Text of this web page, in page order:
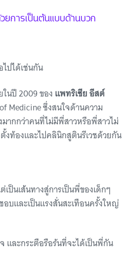
ยการเป็นต้นแบบด้านบวก
ปได้เช่นกัน
นปี 2009 ของ แพทริเซีย อีสต์
Medicine ซึ่งสนใจด้านความ
กกว่าคนที่ไม่มีพี่สาวหรือพี่สาวไม่
งท้องและไปคลินิกสูตินรีเวชด้วยกัน
นเส้นทางสู่การเป็นพี่ของเด็กๆ
บและเป็นแรงสั่นสะเทือนครั้งใหญ่
และกระตือรือร้นที่จะได้เป็นพี่กัน